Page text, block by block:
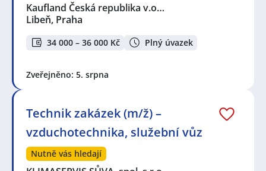
Kaufland Česká republika v.o…
Libeň, Praha
34 000 – 36 000 Kč Plný úvazek
Zveřejněno: 5. srpna
Technik zakázek (m/ž) –
vzduchotechnika, služební vůz
Nutně vás hledají